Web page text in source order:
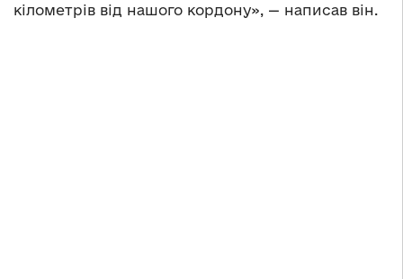
кілометрів від нашого кордону», — написав він.